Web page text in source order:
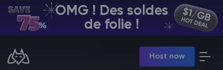
OMG ! Des soldes
de folie !
Host now
FR | USD
Manage your servers & payments